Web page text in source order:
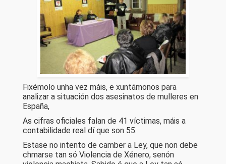
Fixémolo unha vez máis, e xuntámonos para
analizar a situación dos asesinatos de mulleres en
España,
As cifras oficiales falan de 41 víctimas, máis a
contabilidade real dí que son 55.
Estase no intento de camber a Ley, que non debe
chmarse tan só Violencia de Xénero, senón